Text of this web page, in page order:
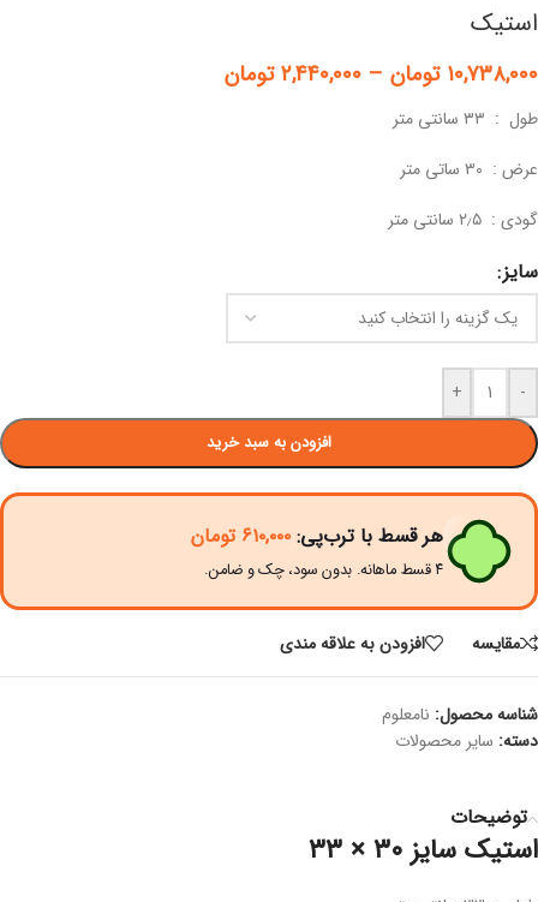
استیک
۱۰,۷۳۸,۰۰۰ تومان – ۲,۴۴۰,۰۰۰ تومان
طول : ۳۳ سانتی متر
عرض : ۳۰ ساتی متر
گودی : ۲٫۵ سانتی متر
سایز
-
+
افزودن به سبد خرید
هر قسط با ترب‌پی: ۶۱۰,۰۰۰ تومان
۴ قسط ماهانه. بدون سود، چک و ضامن.
مقايسه افزودن به علاقه مندی
شناسه محصول: نامعلوم
دسته: سایر محصولات
توضیحات
استیک سایز ۳۰ × ۳۳